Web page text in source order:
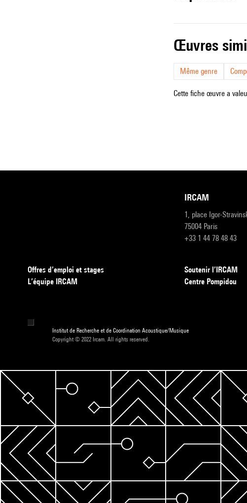
œuvres
Même genre
Cette fiche œuvre a
IRCAM
1, place Igor-
75004 Paris
+33 1 44 78 48 43
Offres d’emploi et stages
L’équipe IRCAM
Soutenir l’IRCAM
Centre Pompidou
Institut de Recherche et de Coordination Acoustique/Musique
Copyright © 2022 Ircam. All rights reserved.